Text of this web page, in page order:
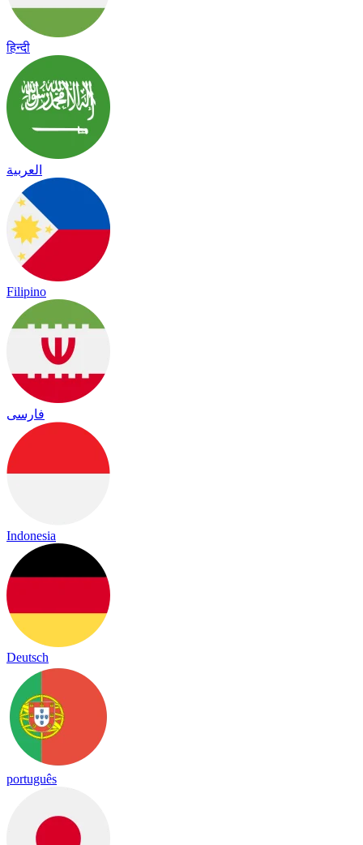
हिन्दी
العربية
Filipino
فارسی
Indonesia
Deutsch
português